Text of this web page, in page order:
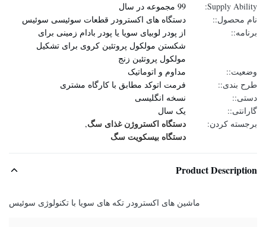
Supply Ability:
99 مجموعه در سال
نام محصول::
دستگاه های اکسترودر قطعات سوئیسی سوئیس
برنامه::
از پودر لوبیای سویا یا پودر بادام زمینی برای
شکستن مولکول پروتئین کروی برای تشکیل
مولکول پروتئین زنج
وضعیت::
مداوم و اتوماتیک
طرح بندی::
فرمت اتوکد مطابق با کارگاه مشتری
دستی::
نسخه انگلیسی
گارانتی::
یک سال
برجسته کردن:
دستگاه اکستروژن غذای سگ,
دستگاه بیسکویت سگ
Product Description
ماشین های اکسترودر تکه های سویا با تکنولوژی سوئیس